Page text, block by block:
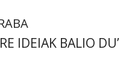
IDEIAK BALIO